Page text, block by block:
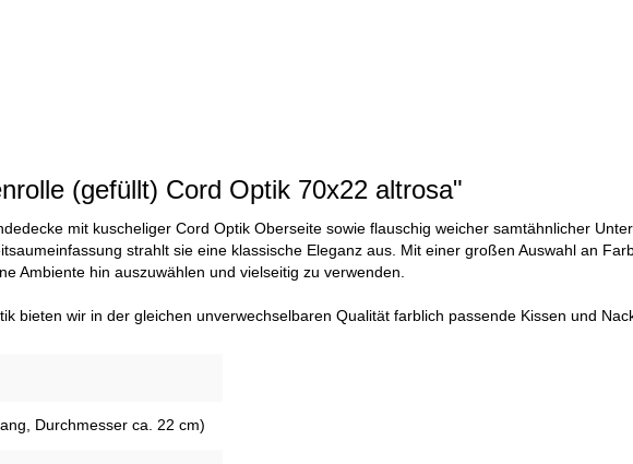
(gefüllt) Cord Optik 70x22 altrosa"
mit kuscheliger Cord Optik Oberseite sowie flauschig weicher samtähnlicher
strahlt sie eine klassische Eleganz aus. Mit einer großen Auswahl an
Ambiente hin auszuwählen und vielseitig zu verwenden.
bieten wir in der gleichen unverwechselbaren Qualität farblich passende Kissen und
Durchmesser ca. 22 cm)